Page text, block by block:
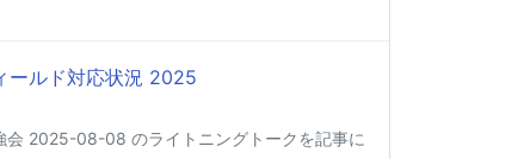
ールド対応状況 2025
会 2025-08-08 のライトニングトークを記事に